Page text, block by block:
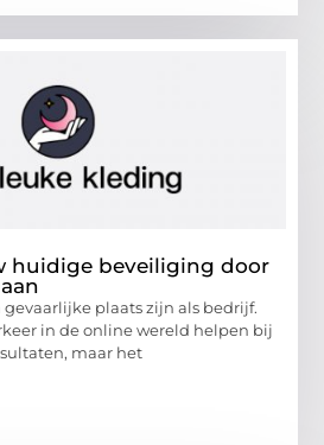
huidige beveiliging door
plaats zijn als bedrijf.
in de online wereld helpen bij
maar het